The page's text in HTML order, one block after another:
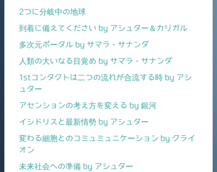
2つに分岐中の地球
到着に備えてください by アシュター＆カリガル
多次元ポータル by サマラ・サナンダ
人類の大いなる目覚め by サマラ・サナンダ
1stコンタクトは二つの流れが合流する時 by アシ
ュター
アセンションの考え方を変える by 銀河
イシドリスと最新情勢 by アシュター
変わる細胞とのコミュミュニケーション by クライ
オン
未来社会への準備 by アシュター